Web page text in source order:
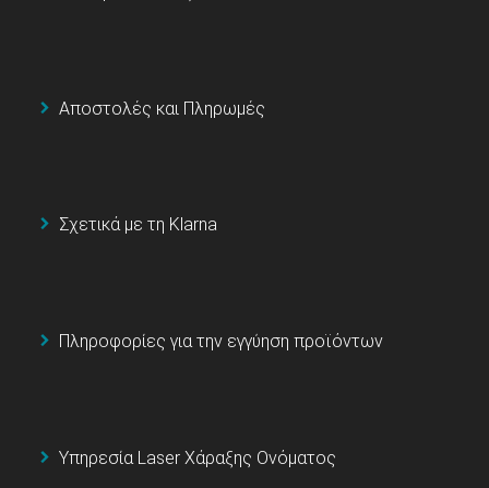
Αποστολές και Πληρωμές
Σχετικά με τη Klarna
Πληροφορίες για την εγγύηση προϊόντων
Υπηρεσία Laser Χάραξης Ονόματος